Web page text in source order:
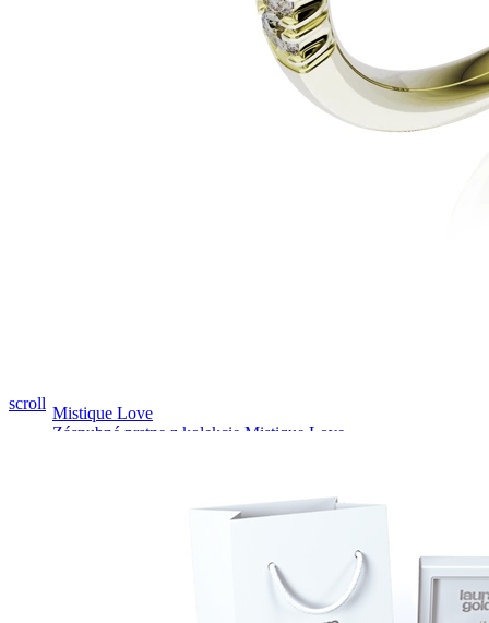
Mistique Love
Zásnubné prstne z kolekcie Mistique Love.
scroll